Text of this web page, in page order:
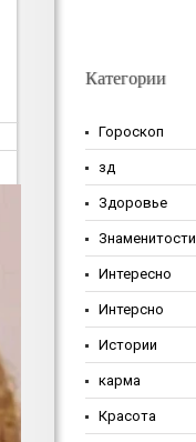
Категории
Гороскоп
зд
Здоровье
Знаменитости
Интересно
Интерсно
Истории
карма
Красота